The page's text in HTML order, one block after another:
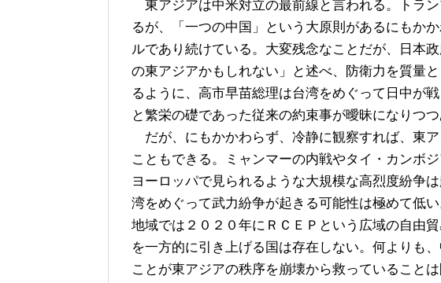
東アジアは中米対立の最前線と言われる。トラ
るが、「一つの中国」という大原則があるにもか
ルであり続けている。大変残念なことだが、日本
の東アジアかもしれない」と述べ、防衛力を質量
るように、高市早苗総理は台湾をめぐって日中が
と繁栄の礎であった従来の約束事が曖昧になりつ
だが、にもかかわらず、冷静に観察すれば、東
こともできる。ミャンマーの内戦やタイ・カンボ
ヨーロッパで見られるような大規模な高烈度紛争
湾をめぐって武力紛争が起きる可能性は極めて低
地域では２０２０年にＲＣＥＰという広域の自由
を一方的に引き上げる国は存在しない。何よりも
ことが東アジアの秩序を崩壊から救っていることは